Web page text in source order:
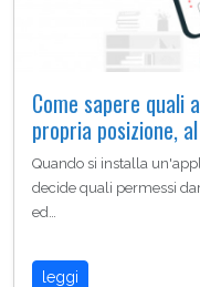
Come sapere quali
propria posizione,
Quando si installa
decide quali permessi
ed…
leggi